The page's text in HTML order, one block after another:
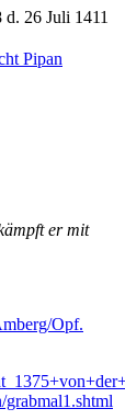
d. 26 Juli 1411
Pipan
er mit
Opf.